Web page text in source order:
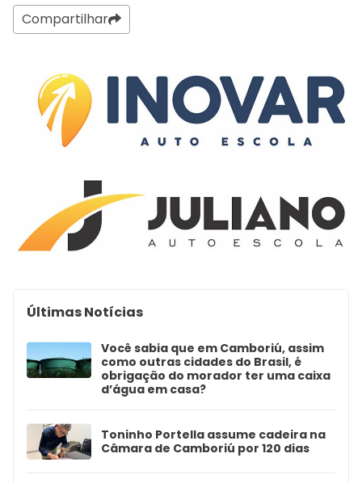
Compartilhar
Últimas Notícias
Você sabia que em Camboriú, assim
como outras cidades do Brasil, é
obrigação do morador ter uma caixa
d’água em casa?
Toninho Portella assume cadeira na
Câmara de Camboriú por 120 dias